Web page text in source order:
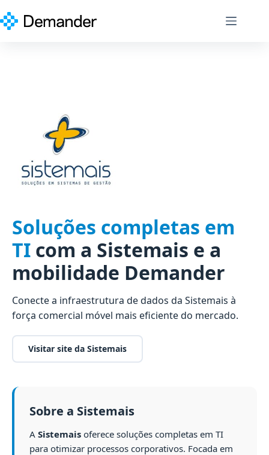
para
o
Soluções completas em
TI com a Sistemais e a
mobilidade Demander
Conecte a infraestrutura de dados da Sistemais à
força comercial móvel mais eficiente do mercado.
Visitar site da Sistemais
Sobre a Sistemais
A Sistemais oferece soluções completas em TI
para otimizar processos corporativos. Focada em